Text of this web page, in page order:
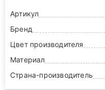
Артикул
Бренд
Цвет производителя
Материал
Страна-производитель